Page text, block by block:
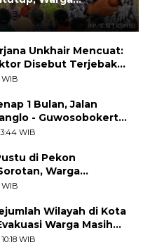
Tidak Menunda
WIB
Unkhair Mencuat:
Disebut Terjebak
Akhir Pekan
WIB
1 Bulan, Jalan
- Guwosobokerto
WIB
di Pekon
Warga
Terbengkalai dan
WIB
Wilayah di Kota
Warga Masih
WIB